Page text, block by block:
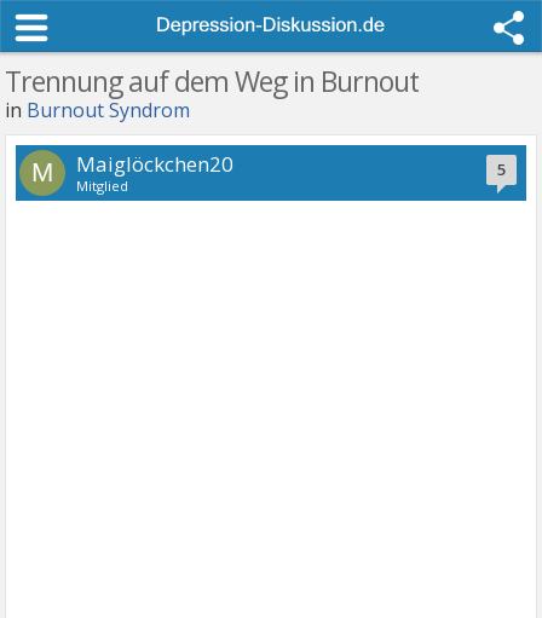
Trennung auf dem Weg in Burnout
in Burnout Syndrom
5
M Maiglöckchen20
Mitglied